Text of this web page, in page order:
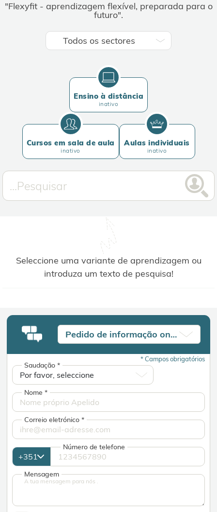
"Flexyfit - aprendizagem flexível, preparada para o
futuro".
Ensino à distância
inativo
Cursos em sala de aula
inativo
Aulas individuais
inativo
Seleccione uma variante de aprendizagem ou
introduza um texto de pesquisa!
Pedido de informação online
*Campos obrigatórios
Saudação*
Nome*
Correio eletrónico*
Número de telefone
Mensagem